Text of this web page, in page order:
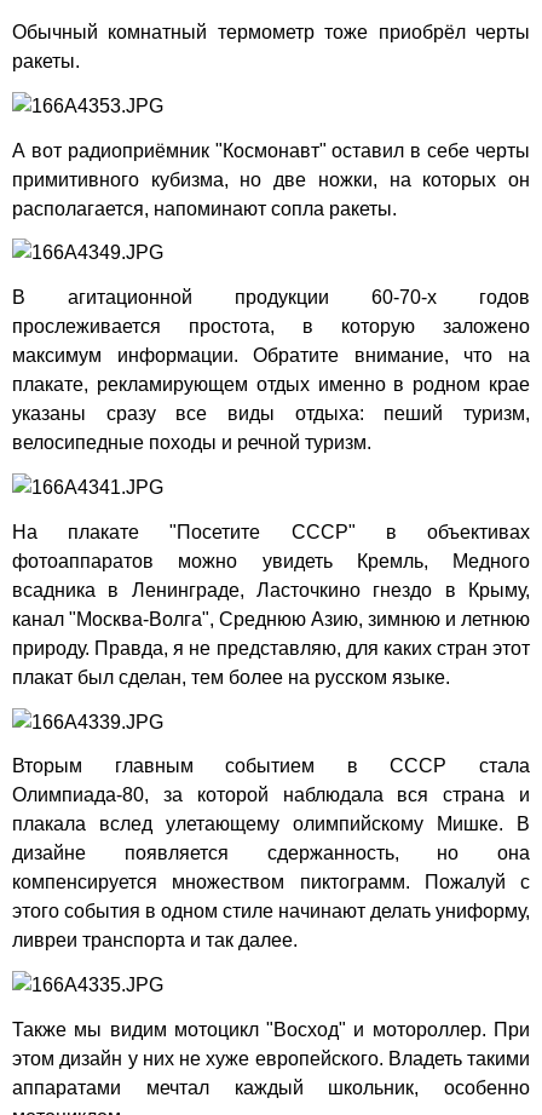
Обычный комнатный термометр тоже приобрёл черты
ракеты.
А вот радиоприёмник "Космонавт" оставил в себе черты
примитивного кубизма, но две ножки, на которых он
располагается, напоминают сопла ракеты.
В агитационной продукции 60-70-х годов
прослеживается простота, в которую заложено
максимум информации. Обратите внимание, что на
плакате, рекламирующем отдых именно в родном крае
указаны сразу все виды отдыха: пеший туризм,
велосипедные походы и речной туризм.
На плакате "Посетите СССР" в объективах
фотоаппаратов можно увидеть Кремль, Медного
всадника в Ленинграде, Ласточкино гнездо в Крыму,
канал "Москва-Волга", Среднюю Азию, зимнюю и летнюю
природу. Правда, я не представляю, для каких стран этот
плакат был сделан, тем более на русском языке.
Вторым главным событием в СССР стала
Олимпиада-80, за которой наблюдала вся страна и
плакала вслед улетающему олимпийскому Мишке. В
дизайне появляется сдержанность, но она
компенсируется множеством пиктограмм. Пожалуй с
этого события в одном стиле начинают делать униформу,
ливреи транспорта и так далее.
Также мы видим мотоцикл "Восход" и мотороллер. При
этом дизайн у них не хуже европейского. Владеть такими
аппаратами мечтал каждый школьник, особенно